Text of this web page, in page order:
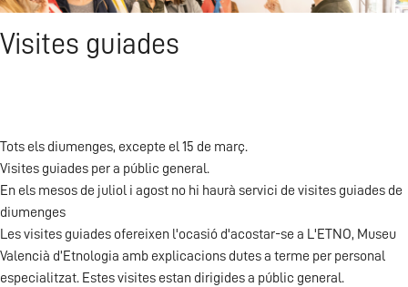
Visites guiades
Tots els diumenges, excepte el 15 de març.
Visites guiades per a públic general.
En els mesos de juliol i agost no hi haurà servici de visites guiades de
diumenges
Les visites guiades ofereixen l'ocasió d'acostar-se a L'ETNO, Museu
Valencià d’Etnologia amb explicacions dutes a terme per personal
especialitzat. Estes visites estan dirigides a públic general.